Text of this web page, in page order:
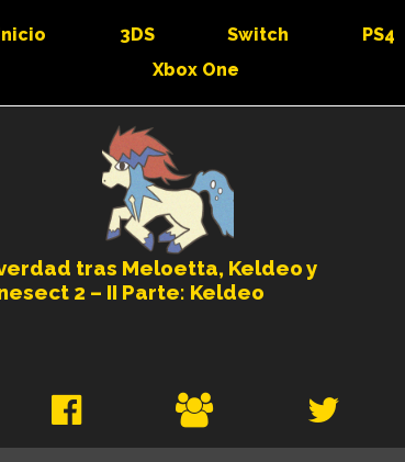
Inicio 3DS Switch
PS4
Xbox One
tras Meloetta, Keldeo y
2 – II Parte: Keldeo